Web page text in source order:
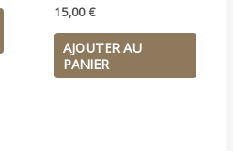
15,00€
AJOUTER AU
PANIER